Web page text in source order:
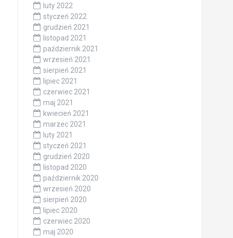
luty 2022
styczeń 2022
grudzień 2021
listopad 2021
październik 2021
wrzesień 2021
sierpień 2021
lipiec 2021
czerwiec 2021
maj 2021
kwiecień 2021
marzec 2021
luty 2021
styczeń 2021
grudzień 2020
listopad 2020
październik 2020
wrzesień 2020
sierpień 2020
lipiec 2020
czerwiec 2020
maj 2020